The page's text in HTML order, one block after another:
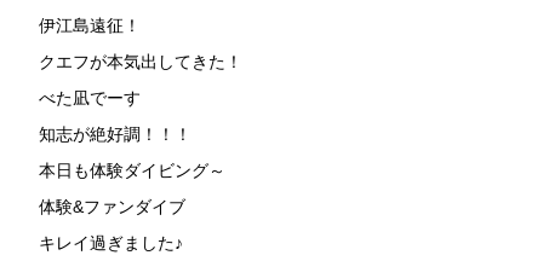
伊江島遠征！
クエフが本気出してきた！
べた凪でーす
知志が絶好調！！！
本日も体験ダイビング～
体験&ファンダイブ
キレイ過ぎました♪